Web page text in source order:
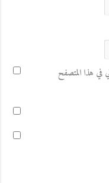
في هذا المتصفح